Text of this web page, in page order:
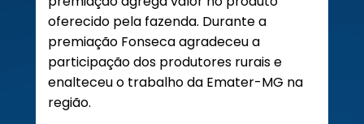
oferecido pela fazenda. Durante a
premiação Fonseca agradeceu a
participação dos produtores rurais e
enalteceu o trabalho da Emater-MG na
região.